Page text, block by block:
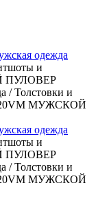
одежда
и
ПУЛОВЕР
/Толстовки и
20VM МУЖСКОЙ
одежда
и
ПУЛОВЕР
/Толстовки и
20VM МУЖСКОЙ